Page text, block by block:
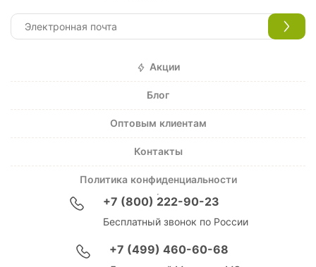
Акции
Блог
Оптовым клиентам
Контакты
Политика конфиденциальности
+7 (800) 222-90-23
Бесплатный звонок по России
+7 (499) 460-60-68